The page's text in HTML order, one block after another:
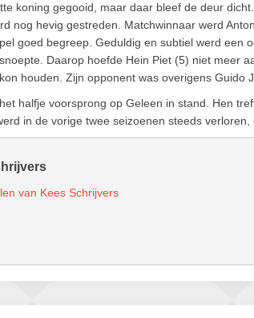
koning gegooid, maar daar bleef de deur
nog hevig gestreden. Matchwinnaar werd
goed begreep. Geduldig en subtiel werd een
Daarop hoefde Hein Piet (5) niet meer
houden. Zijn opponent was overigens Guido
halfje voorsprong op Geleen in stand. Hen
in de vorige twee seizoenen steeds
van Kees Schrijvers